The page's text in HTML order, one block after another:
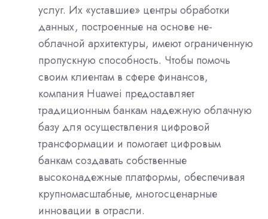
услуг. Их «уставшие» центры обработки
данных, построенные на основе не-
облачной архитектуры, имеют ограниченную
пропускную способность. Чтобы помочь
своим клиентам в сфере финансов,
компания Huawei предоставляет
традиционным банкам надежную облачную
базу для осуществления цифровой
трансформации и помогает цифровым
банкам создавать собственные
высоконадежные платформы, обеспечивая
крупномасштабные, многосценарные
инновации в отрасли.